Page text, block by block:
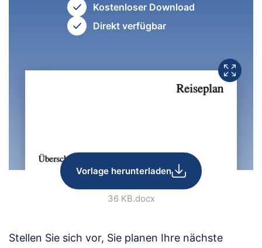
Kostenloser Download
Direkt verfügbar
Vorlage herunterladen
36 KB.docx
Stellen Sie sich vor, Sie planen Ihre nächste